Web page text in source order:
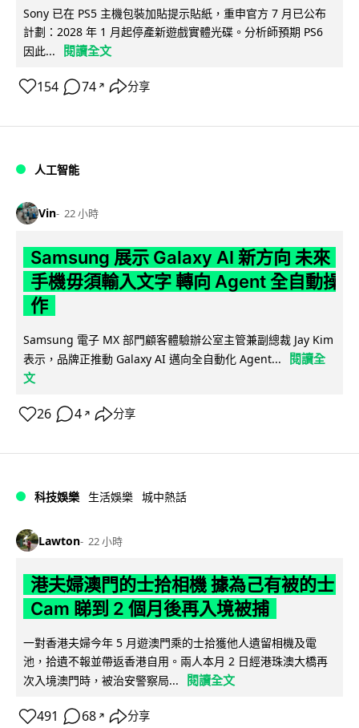
Sony 已在 PS5 主機包裝加貼提示貼紙，重申官方 7 月已公布
計劃：2028 年 1 月起停產新遊戲實體光碟。分析師預期 PS6
因此...
閱讀全文
154 74 ↗ 分享
人工智能
Vin 22 小時
Samsung 展示 Galaxy AI 新方向 未來
手機毋須輸入文字 轉向 Agent 全自動操
作
Samsung 電子 MX 部門顧客體驗辦公室主管兼副總裁 Jay Kim
表示，品牌正推動 Galaxy AI 邁向全自動化 Agent...
閱讀全
文
26 4 ↗ 分享
科技娛樂 生活娛樂 城中熱話
Lawton 22 小時
港夫婦澳門的士拾相機 據為己有被的士
Cam 睇到 2 個月後再入境被捕
一對香港夫婦今年 5 月遊澳門乘的士拾獲他人遺留相機及電
池，拾遺不報並帶返香港自用。兩人本月 2 日經港珠澳大橋再
次入境澳門時，被治安警察局...
閱讀全文
491 68 ↗ 分享